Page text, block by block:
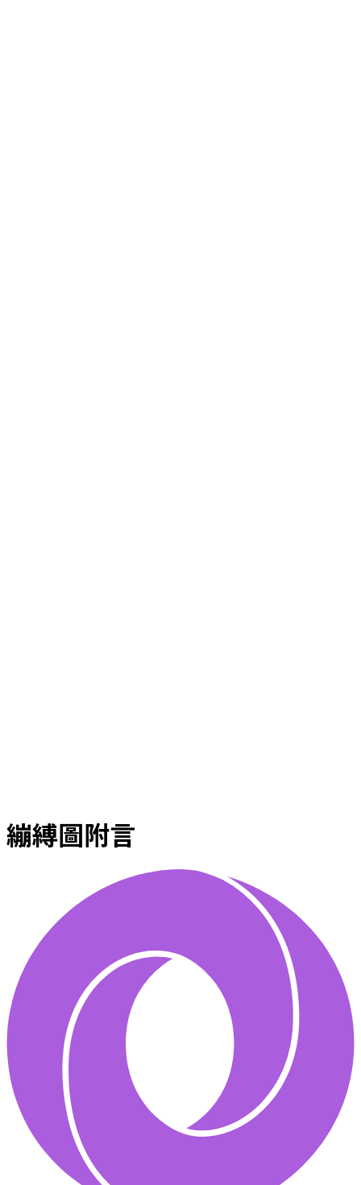
繃縛圖附言